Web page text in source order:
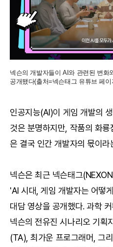
넥슨의 개발자들이 AI와 관련된 변화
공개됐다(출처=넥슨태그 유튜브 페이
인공지능(AI)이 게임 개발의
것은 분명하지만, 작품의 화
은 결국 인간 개발자의 몫이라
넥슨은 최근 넥슨태그
'AI 시대, 게임 개발자는 어떻
대담 영상을 공개했다. 과학
넥슨의 전유진 시나리오 기획
(TA), 최가운 프로그래머, 그